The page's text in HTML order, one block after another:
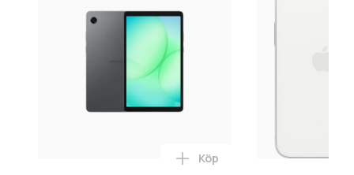
Lägg till Samsung Galaxy
Köp